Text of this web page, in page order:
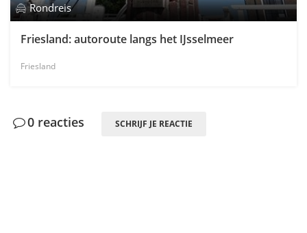
Rondreis
Friesland: autoroute langs het IJsselmeer
Friesland
0 reacties SCHRIJF JE REACTIE